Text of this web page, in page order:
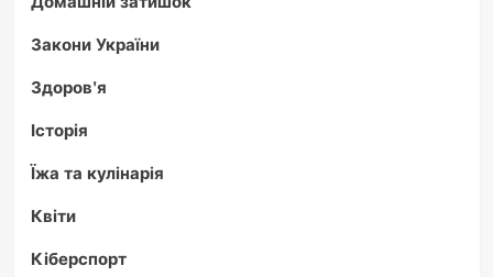
Закони України
Здоров'я
Історія
Їжа та кулінарія
Квіти
Кіберспорт